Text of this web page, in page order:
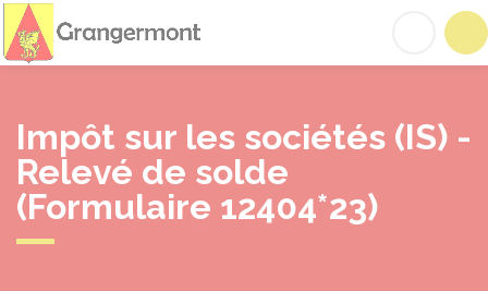
Impôt sur les sociétés (IS) -
Relevé de solde
(Formulaire 12404*23)